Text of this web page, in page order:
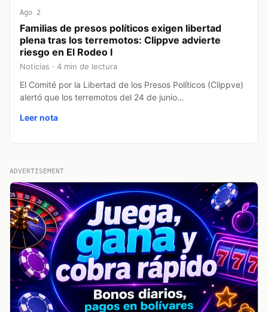
Ago 2
Familias de presos políticos exigen libertad
plena tras los terremotos: Clippve advierte
riesgo en El Rodeo I
Noticias · 4 min de lectura
El Comité por la Libertad de los Presos Políticos (Clippve)
alertó que los terremotos del 24 de junio…
Leer nota
ADVERTISEMENT